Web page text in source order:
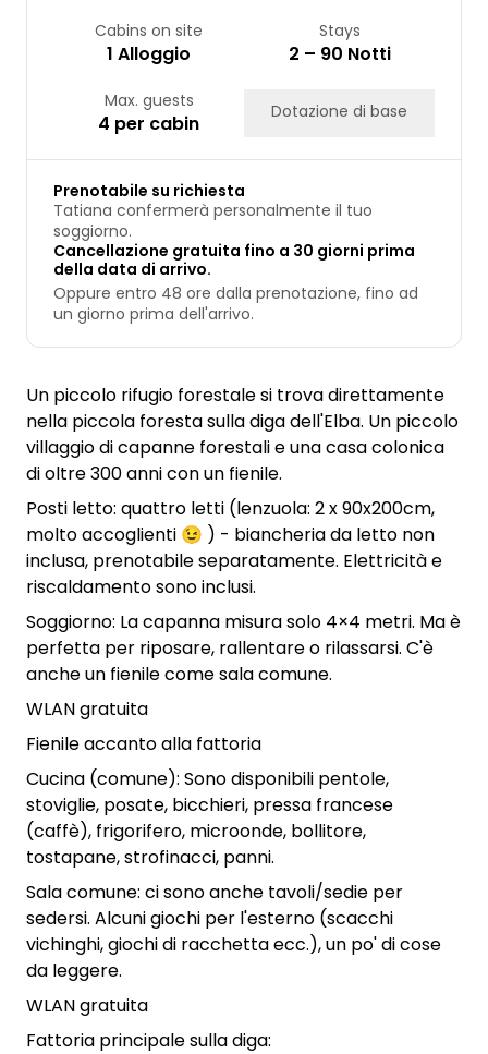
Cabins on site
1 Alloggio
Stays
2 – 90 Notti
Max. guests
4 per cabin Dotazione di base
Prenotabile su richiesta
Tatiana confermerà personalmente il tuo
soggiorno.
Cancellazione gratuita fino a 30 giorni prima
della data di arrivo.
Oppure entro 48 ore dalla prenotazione, fino ad
un giorno prima dell'arrivo.
Un piccolo rifugio forestale si trova direttamente
nella piccola foresta sulla diga dell'Elba. Un piccolo
villaggio di capanne forestali e una casa colonica
di oltre 300 anni con un fienile.
Posti letto: quattro letti (lenzuola: 2 x 90x200cm,
molto accoglienti 😉 ) - biancheria da letto non
inclusa, prenotabile separatamente. Elettricità e
riscaldamento sono inclusi.
Soggiorno: La capanna misura solo 4×4 metri. Ma è
perfetta per riposare, rallentare o rilassarsi. C'è
anche un fienile come sala comune.
WLAN gratuita
Fienile accanto alla fattoria
Cucina (comune): Sono disponibili pentole,
stoviglie, posate, bicchieri, pressa francese
(caffè), frigorifero, microonde, bollitore,
tostapane, strofinacci, panni.
Sala comune: ci sono anche tavoli/sedie per
sedersi. Alcuni giochi per l'esterno (scacchi
vichinghi, giochi di racchetta ecc.), un po' di cose
da leggere.
WLAN gratuita
Fattoria principale sulla diga: